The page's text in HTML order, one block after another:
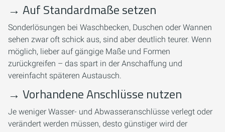
→ Auf Standardmaße setzen
Sonderlösungen bei Waschbecken, Duschen oder Wannen
sehen zwar oft schick aus, sind aber deutlich teurer. Wenn
möglich, lieber auf gängige Maße und Formen
zurückgreifen – das spart in der Anschaffung und
vereinfacht späteren Austausch.
→ Vorhandene Anschlüsse nutzen
Je weniger Wasser- und Abwasseranschlüsse verlegt oder
verändert werden müssen, desto günstiger wird der